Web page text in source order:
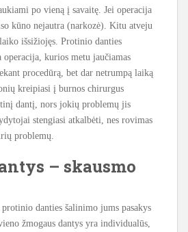
po vieną į savaitę. Jei operacija
kūno nejautra (narkozė). Kitu atveju
išsižiojęs. Protinio danties
operacija, kurios metu jaučiamas
procedūrą, bet dar netrumpą laiką
kreipiasi į burnos chirurgus
dantį, nors jokių problemų jis
stengiasi atkalbėti, nes rovimas
problemų.
– skausmo
danties šalinimo jums pasakys
žmogaus dantys yra individualūs,